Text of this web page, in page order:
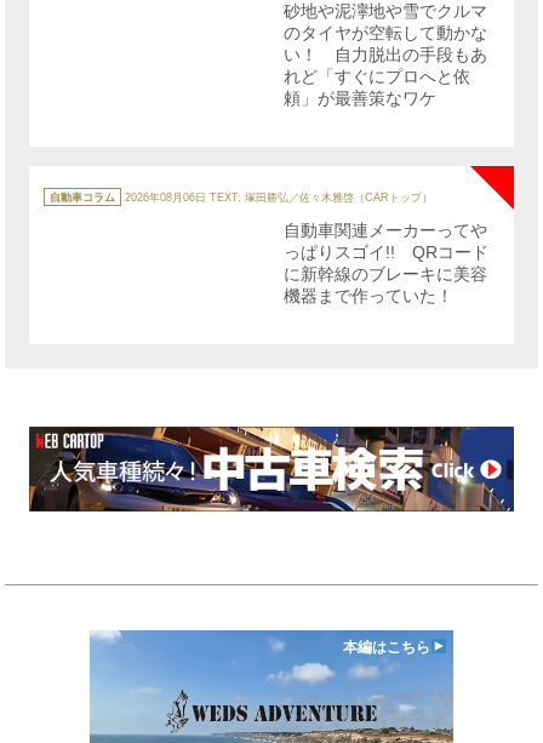
砂地や泥濘地や雪でクルマ
のタイヤが空転して動かな
い！ 自力脱出の手段もあ
れど「すぐにプロへと依
頼」が最善策なワケ
テ
ゴ
自動車コラム 2026年08月06日 TEXT: 塚田勝弘／佐々木雅啓（CARトップ）
自動車関連メーカーってや
っぱりスゴイ!! QRコード
に新幹線のブレーキに美容
機器まで作っていた！
本編はこちら